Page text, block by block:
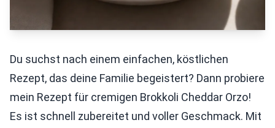
Du suchst nach einem einfachen, köstlichen
Rezept, das deine Familie begeistert? Dann probiere
mein Rezept für cremigen Brokkoli Cheddar Orzo!
Es ist schnell zubereitet und voller Geschmack. Mit